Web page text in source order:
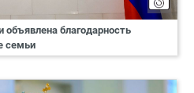
объявлена благодарность
семьи